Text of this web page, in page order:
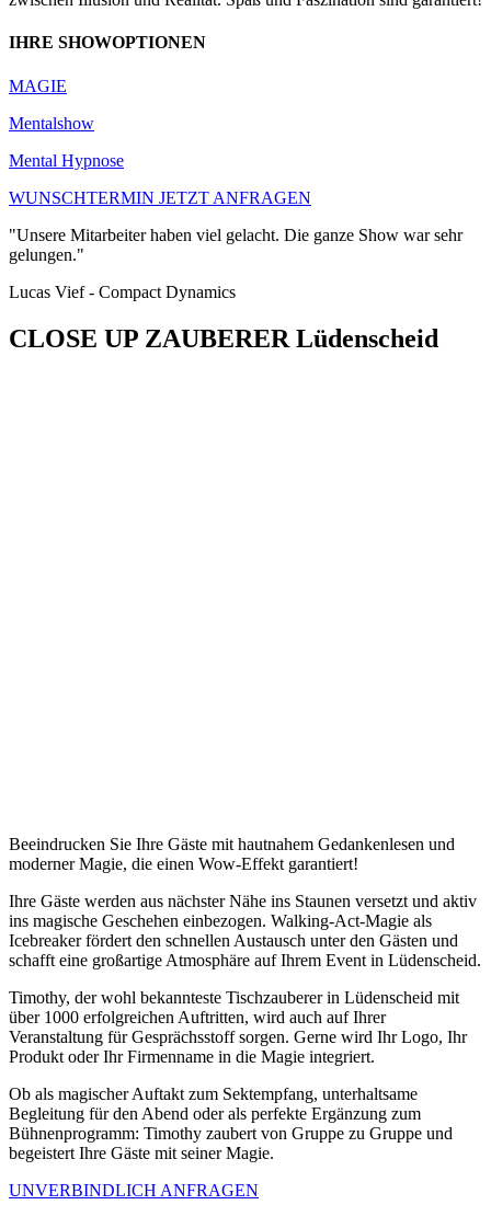
IHRE SHOWOPTIONEN
MAGIE
Mentalshow
Mental Hypnose
WUNSCHTERMIN JETZT ANFRAGEN
"Unsere Mitarbeiter haben viel gelacht. Die ganze Show war sehr
gelungen."
Lucas Vief - Compact Dynamics
CLOSE UP ZAUBERER Lüdenscheid
Beeindrucken Sie Ihre Gäste mit hautnahem Gedankenlesen und
moderner Magie, die einen Wow-Effekt garantiert!
Ihre Gäste werden aus nächster Nähe ins Staunen versetzt und aktiv
ins magische Geschehen einbezogen. Walking-Act-Magie als
Icebreaker fördert den schnellen Austausch unter den Gästen und
schafft eine großartige Atmosphäre auf Ihrem Event in Lüdenscheid.
Timothy, der wohl bekannteste Tischzauberer in Lüdenscheid mit
über 1000 erfolgreichen Auftritten, wird auch auf Ihrer
Veranstaltung für Gesprächsstoff sorgen. Gerne wird Ihr Logo, Ihr
Produkt oder Ihr Firmenname in die Magie integriert.
Ob als magischer Auftakt zum Sektempfang, unterhaltsame
Begleitung für den Abend oder als perfekte Ergänzung zum
Bühnenprogramm: Timothy zaubert von Gruppe zu Gruppe und
begeistert Ihre Gäste mit seiner Magie.
UNVERBINDLICH ANFRAGEN